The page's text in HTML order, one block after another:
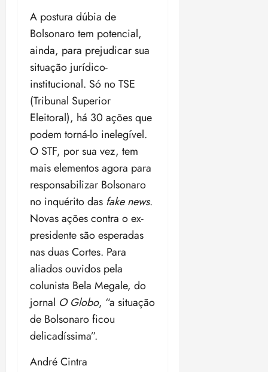
A postura dúbia de
Bolsonaro tem potencial,
ainda, para prejudicar sua
situação jurídico-
institucional. Só no TSE
(Tribunal Superior
Eleitoral), há 30 ações que
podem torná-lo inelegível.
O STF, por sua vez, tem
mais elementos agora para
responsabilizar Bolsonaro
no inquérito das fake news.
Novas ações contra o ex-
presidente são esperadas
nas duas Cortes. Para
aliados ouvidos pela
colunista Bela Megale, do
jornal O Globo, “a situação
de Bolsonaro ficou
delicadíssima”.
André Cintra